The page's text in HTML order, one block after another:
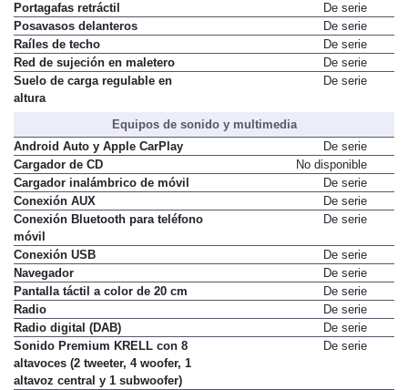
Portagafas retráctil
De serie
Posavasos delanteros
De serie
Raíles de techo
De serie
Red de sujeción en maletero
De serie
Suelo de carga regulable en
altura
De serie
Equipos de sonido y multimedia
Android Auto y Apple CarPlay
De serie
Cargador de CD
No disponible
Cargador inalámbrico de móvil
De serie
Conexión AUX
De serie
Conexión Bluetooth para teléfono
móvil
De serie
Conexión USB
De serie
Navegador
De serie
Pantalla táctil a color de 20 cm
De serie
Radio
De serie
Radio digital (DAB)
De serie
Sonido Premium KRELL con 8
altavoces (2 tweeter, 4 woofer, 1
altavoz central y 1 subwoofer)
De serie